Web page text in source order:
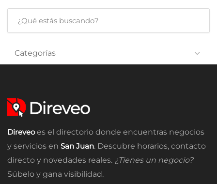
Categorías
Direveoes el directorio donde encuentras negocios
y servicios en San Juan. Descubre horarios, contacto
directo y novedades reales. ¿Tienes un negocio?
Súbelo y gana visibilidad.